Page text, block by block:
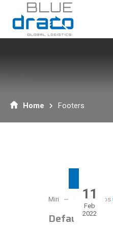
Home Footers
11
Feb
2022
Miri Comentarios
Default